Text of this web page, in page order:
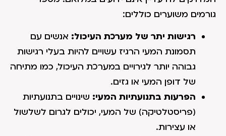
גורמים משוערים כוללים:
רגישות יתר של מערכת העיכול: אנשים עם
תסמונת המעי הרגיז עשויים להיות בעלי רגישות
גבוהה יותר לגירויים במערכת העיכול, כמו מתיחה
של דופן המעי או גזים.
הפרעות בתנועתיות המעי: שינויים בתנועתיות
(פריסטלטיקה) של המעי, יכולים לגרום לשלשול
או עצירות.